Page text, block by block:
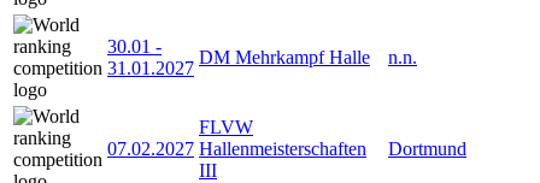
30.01 -
31.01.2027
DM Mehrkampf Halle n.n.
07.02.2027
FLVW
Hallenmeisterschaften
III
Dortmund